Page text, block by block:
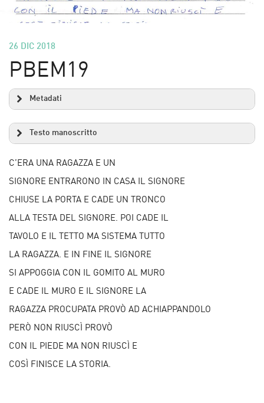
26 DIC 2018
PBEM19
Metadati
Testo manoscritto
C’ERA UNA RAGAZZA E UN
SIGNORE ENTRARONO IN CASA IL SIGNORE
CHIUSE LA PORTA E CADE UN TRONCO
ALLA TESTA DEL SIGNORE. POI CADE IL
TAVOLO E IL TETTO MA SISTEMA TUTTO
LA RAGAZZA. E IN FINE IL SIGNORE
SI APPOGGIA CON IL GOMITO AL MURO
E CADE IL MURO E IL SIGNORE LA
RAGAZZA PROCUPATA PROVÒ AD ACHIAPPANDOLO
PERÒ NON RIUSCÌ PROVÒ
CON IL PIEDE MA NON RIUSCÌ E
COSÌ FINISCE LA STORIA.